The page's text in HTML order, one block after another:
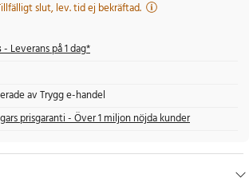
slut, lev. tid ej bekräftad.
- Leverans på 1 dag*
av Trygg e-handel
prisgaranti - Över 1 miljon nöjda kunder